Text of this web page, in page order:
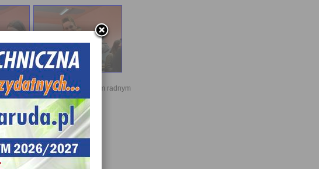
wyborach , a nowo wybranym radnym
na terenie miasta.